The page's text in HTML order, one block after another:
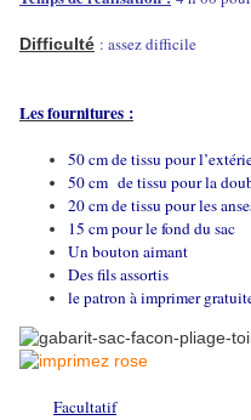
Difficulté : assez difficile
Les fournitures :
50 cm de tissu pour
50 cm de tissu pour la
20 cm de tissu pour les
15 cm pour le fond du sac
Un bouton aimant
Des fils assortis
le patron à imprimer
Facultatif